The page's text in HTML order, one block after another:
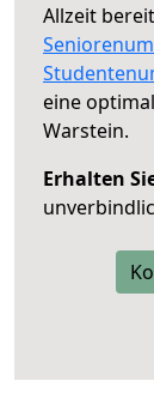
Allzeit
eine
Warstein.
Erhalten